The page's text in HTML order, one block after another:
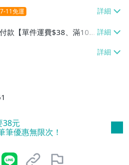
11免運
款【單件運費$38、滿10
免運費】、萊爾富取貨
$60、滿10件或消費滿$20
配/貨運【免運費】、郵局
38元
筆優惠無限次！